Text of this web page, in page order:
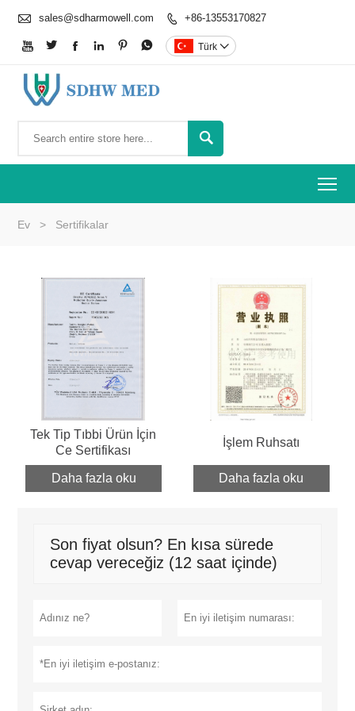
 sales@sdharmowell.com  +86-13553170827
      Türk 

Ev > Sertifikalar
Tek Tip Tıbbi Ürün İçin
Ce Sertifikası
Daha fazla oku
İşlem Ruhsatı
Daha fazla oku
Son fiyat olsun? En kısa sürede
cevap vereceğiz (12 saat içinde)